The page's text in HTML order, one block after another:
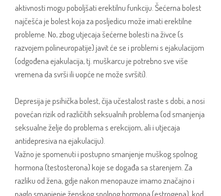
aktivnosti mogu poboljšati erektilnu funkciju. Šećerna bolest
najčešća je bolest koja za posljedicu može imati erektilne
probleme. No, zbog utjecaja šećerne bolesti na živce (s
razvojem polineuropatije) javit će se i problemi s ejakulacijom
(odgođena ejakulacija, tj. muškarcu je potrebno sve više
vremena da svrši ili uopće ne može svršiti).
Depresija je psihička bolest, čija učestalost raste s dobi, a nosi
povećan rizik od različitih seksualnih problema (od smanjenja
seksualne želje do problema s erekcijom, ali i utjecaja
antidepresiva na ejakulaciju).
Važno je spomenuti i postupno smanjenje muškog spolnog
hormona (testosterona) koje se događa sa starenjem. Za
razliku od žena, gdje nakon menopauze imamo značajno i
naglo smanjenje ženskog spolnog hormona (estrogena), kod